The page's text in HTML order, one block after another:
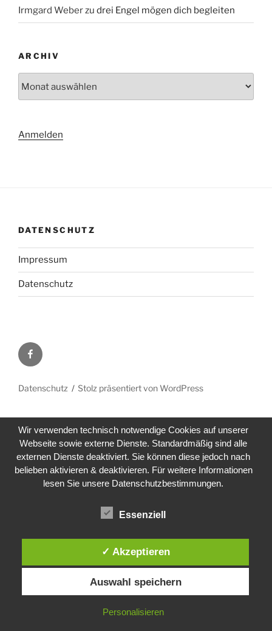
Irmgard Weberzu drei Engel mögen dich begleiten
ARCHIV
Anmelden
DATENSCHUTZ
Impressum
Datenschutz
Facebook
Datenschutz Stolz präsentiert von WordPress
Wir verwenden technisch notwendige Cookies auf unserer
Webseite sowie externe Dienste. Standardmäßig sind alle
externen Dienste deaktiviert. Sie können diese jedoch nach
belieben aktivieren & deaktivieren. Für weitere Informationen
lesen Sie unsere Datenschutzbestimmungen.
Essenziell
✓ Akzeptieren
Auswahl speichern
Personalisieren